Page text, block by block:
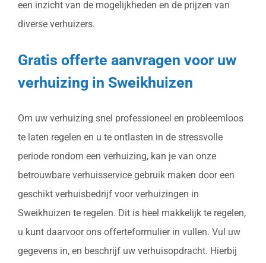
een inzicht van de mogelijkheden en de prijzen van
diverse verhuizers.
Gratis offerte aanvragen voor uw
verhuizing in Sweikhuizen
Om uw verhuizing snel professioneel en probleemloos
te laten regelen en u te ontlasten in de stressvolle
periode rondom een verhuizing, kan je van onze
betrouwbare verhuisservice gebruik maken door een
geschikt verhuisbedrijf voor verhuizingen in
Sweikhuizen te regelen. Dit is heel makkelijk te regelen,
u kunt daarvoor ons offerteformulier in vullen. Vul uw
gegevens in, en beschrijf uw verhuisopdracht. Hierbij